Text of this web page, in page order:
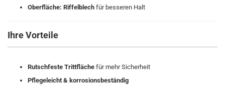
Oberfläche: Riffelblech für besseren Halt
Ihre Vorteile
Rutschfeste Trittfläche für mehr Sicherheit
Pflegeleicht & korrosionsbeständig